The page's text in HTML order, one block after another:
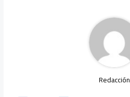
p
p
Redacción